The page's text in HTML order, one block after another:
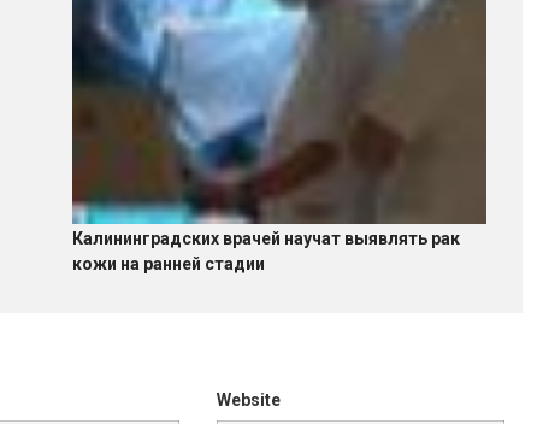
Калининградских врачей научат выявлять рак
кожи на ранней стадии
Website